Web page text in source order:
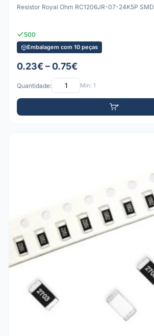
Resistor Royal Ohm RC1206JR-07-24K5P SMD
500
Embalagem com 10 peças
0.23€ – 0.75€
Quantidade: Mín: 1